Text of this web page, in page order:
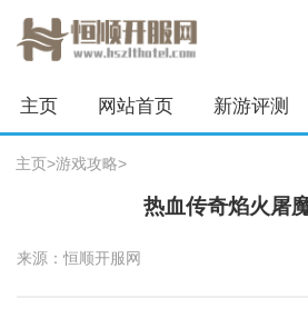
主页 网站首页 新游评测
主页>游戏攻略>
热血传奇焰火屠
来源：恒顺开服网